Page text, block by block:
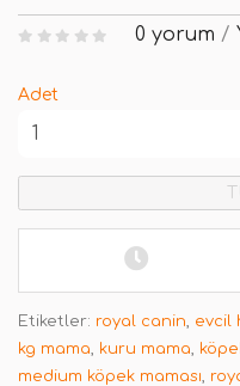
0 yorum /
Adet
Etiketler: royal canin, evcil
kg mama, kuru mama,
medium köpek maması,